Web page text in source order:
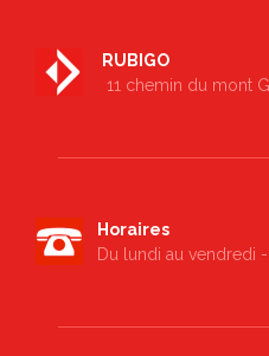
RUBIGO
11 chemin du mont
Horaires
Du lundi au vendredi